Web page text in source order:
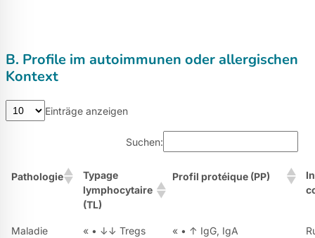
B. Profile im autoimmunen oder allergischen
Kontext
Einträge anzeigen
Suchen:
Pathologie
Typage
lymphocytaire
(TL)
Profil protéique (PP)
Maladie
« • ↓↓ Tregs
« • ↑ IgG, IgA